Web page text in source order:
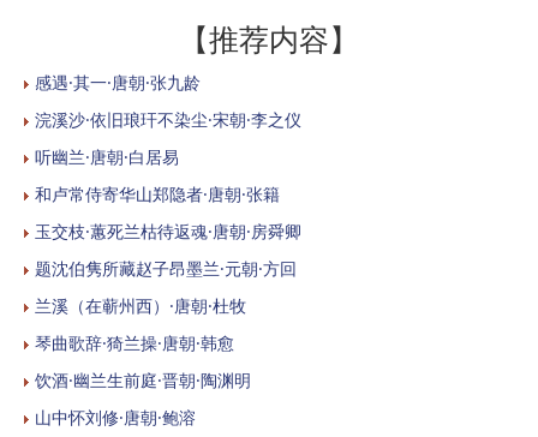
【推荐内容】
感遇·其一·唐朝·张九龄
浣溪沙·依旧琅玕不染尘·宋朝·李之仪
听幽兰·唐朝·白居易
和卢常侍寄华山郑隐者·唐朝·张籍
玉交枝·蕙死兰枯待返魂·唐朝·房舜卿
题沈伯隽所藏赵子昂墨兰·元朝·方回
兰溪（在蕲州西）·唐朝·杜牧
琴曲歌辞·猗兰操·唐朝·韩愈
饮酒·幽兰生前庭·晋朝·陶渊明
山中怀刘修·唐朝·鲍溶